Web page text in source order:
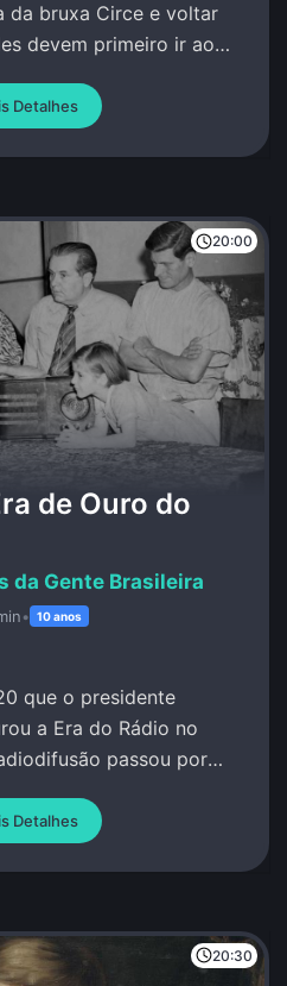
da bruxa Circe e voltar
devem primeiro ir ao
Detalhes
20:00
de Ouro do
da Gente Brasileira
• 10 anos
que o presidente
a Era do Rádio no
passou por
Detalhes
20:30